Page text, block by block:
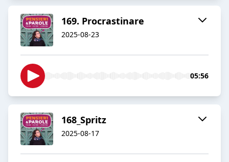
169. Procrastinare
2025-08-23
05:56
168_Spritz
2025-08-17